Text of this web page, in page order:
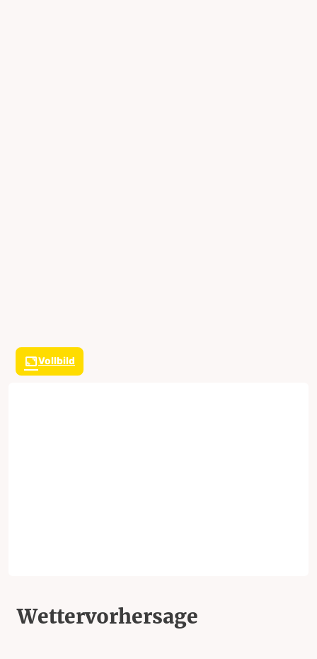
Vollbild
Wettervorhersage